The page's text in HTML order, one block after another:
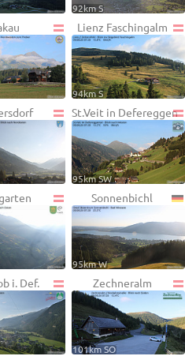
92km S
Lienz Faschingalm
94km S
St.Veit in Defereggen
95km SW
Sonnenbichl
95km W
i. Def. Zechneralm
101km SO